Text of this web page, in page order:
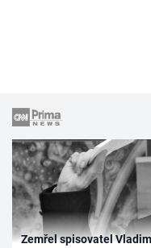
Zemřel spisovatel